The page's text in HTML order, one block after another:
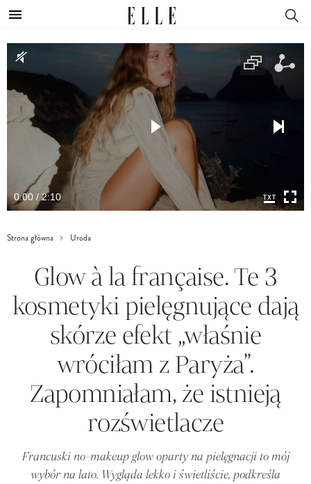
0:00 / 2:10
Strona główna Uroda
Glow à la française. Te 3
kosmetyki pielęgnujące dają
skórze efekt „właśnie
wróciłam z Paryża”.
Zapomniałam, że istnieją
rozświetlacze
Francuski no-makeup glow oparty na pielęgnacji to mój
wybór na lato. Wygląda lekko i świetliście, podkreśla